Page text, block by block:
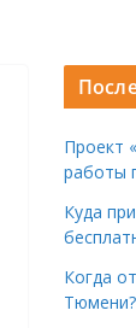
Проект
работы
Куда
Когда